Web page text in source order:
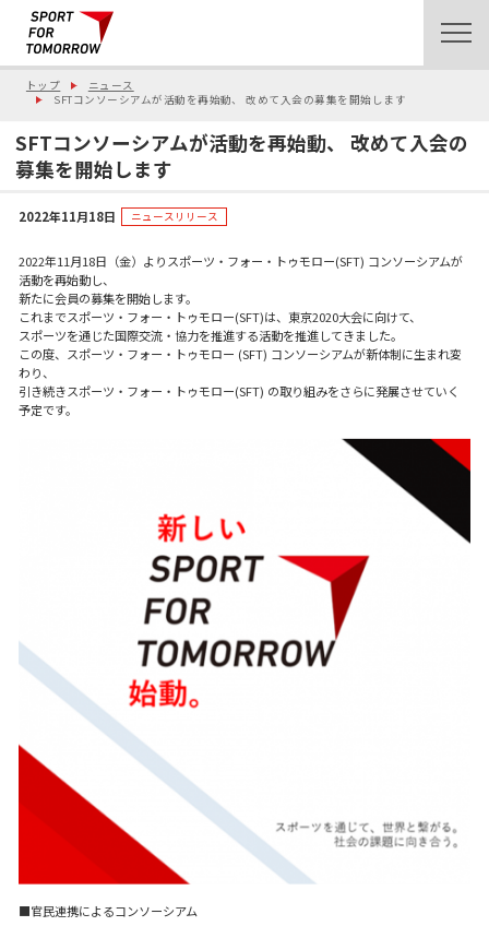
トップ
ニュース
SFTコンソーシアムが活動を再始動、 改めて入会の募集を開始します
SFTコンソーシアムが活動を再始動、 改めて入会の
募集を開始します
2022年11月18日 ニュースリリース
2022年11月18日（金）よりスポーツ・フォー・トゥモロー(SFT) コンソーシアムが
活動を再始動し、
新たに会員の募集を開始します。
これまでスポーツ・フォー・トゥモロー(SFT)は、東京2020大会に向けて、
スポーツを通じた国際交流・協力を推進する活動を推進してきました。
この度、スポーツ・フォー・トゥモロー (SFT) コンソーシアムが新体制に生まれ変
わり、
引き続きスポーツ・フォー・トゥモロー(SFT) の取り組みをさらに発展させていく
予定です。
■官民連携によるコンソーシアム